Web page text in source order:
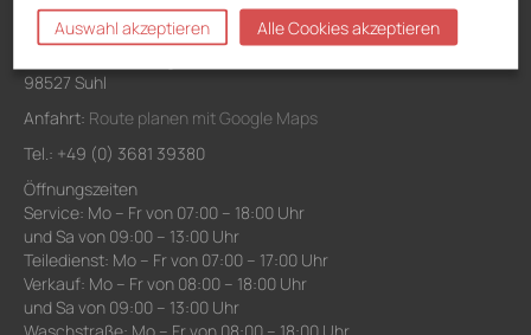
Niederlassung Suhl
VW, Audi, VW Nutzfahrzeuge, Škoda Service
98527 Suhl
Anfahrt: Route planen mit Google Maps
Tel.: +49 (0) 3681 39380
Öffnungszeiten
Service: Mo – Fr von 07:00 – 18:00 Uhr
und Sa von 09:00 – 13:00 Uhr
Teiledienst: Mo – Fr von 07:00 – 17:00 Uhr
Verkauf: Mo – Fr von 08:00 – 18:00 Uhr
und Sa von 09:00 – 13:00 Uhr
Auswahl akzeptieren Alle Cookies akzeptieren